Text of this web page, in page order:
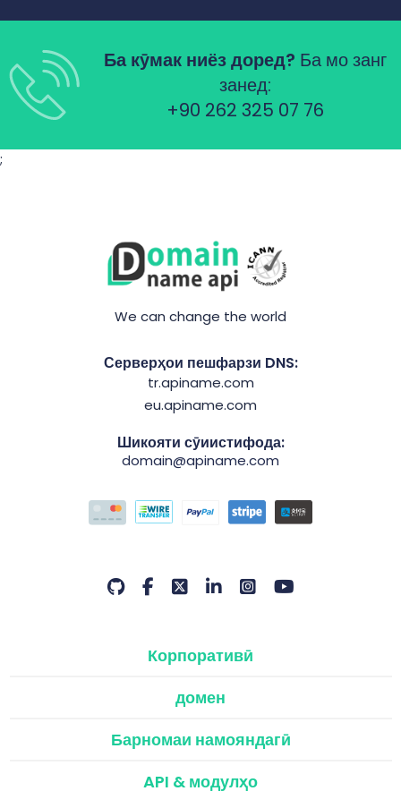
Ба кӯмак ниёз доред? Ба мо занг
занед:
+90 262 325 07 76
;
We can change the world
Серверҳои пешфарзи DNS:
tr.apiname.com
eu.apiname.com
Шикояти сӯиистифода:
domain@apiname.com
Корпоративӣ
домен
Барномаи намояндагӣ
API & модулҳо